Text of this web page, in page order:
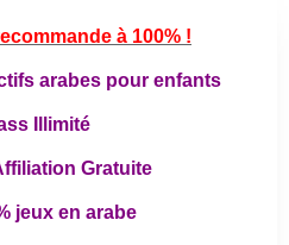
à 100% !
arabes pour enfants
Illimité
Gratuite
jeux en arabe